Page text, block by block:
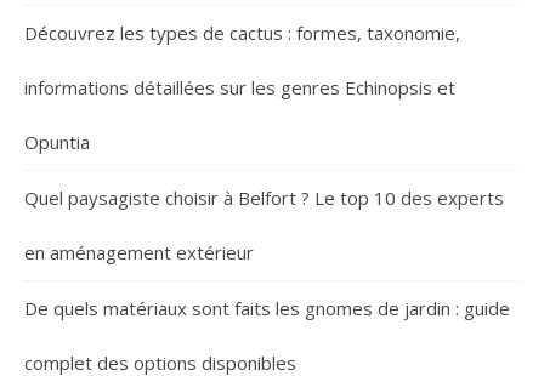
Découvrez les types de cactus : formes, taxonomie,
informations détaillées sur les genres Echinopsis et
Opuntia
Quel paysagiste choisir à Belfort ? Le top 10 des experts
en aménagement extérieur
De quels matériaux sont faits les gnomes de jardin : guide
complet des options disponibles